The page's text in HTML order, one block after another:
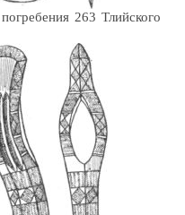
263 Тлийского